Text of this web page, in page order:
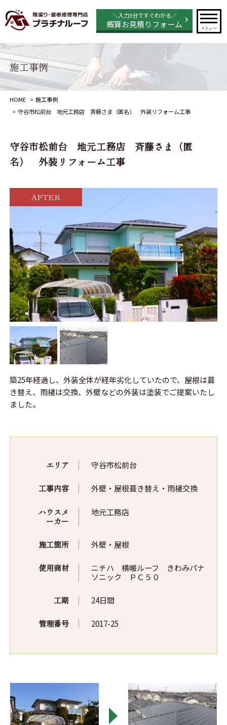
＼入力3分ですぐわかる／
概算お見積りフォーム メニュー
施工事例
HOME
施工事例
守谷市松前台 地元工務店 斉藤さま（匿名） 外装リフォーム工事
守谷市松前台 地元工務店 斉藤さま（匿
名） 外装リフォーム工事
築25年経過し、外装全体が経年劣化していたので、屋根は葺
き替え、雨樋は交換、外壁などの外装は塗装でご提案いたし
ました。
エリア 守谷市松前台
工事内容 外壁・屋根葺き替え・雨樋交換
ハウスメ
ーカー
地元工務店
施工箇所 外壁・屋根
使用商材
ニチハ 横暖ルーフ きわみパナ
ソニック ＰＣ５０
工期 24日間
管理番号 2017-25